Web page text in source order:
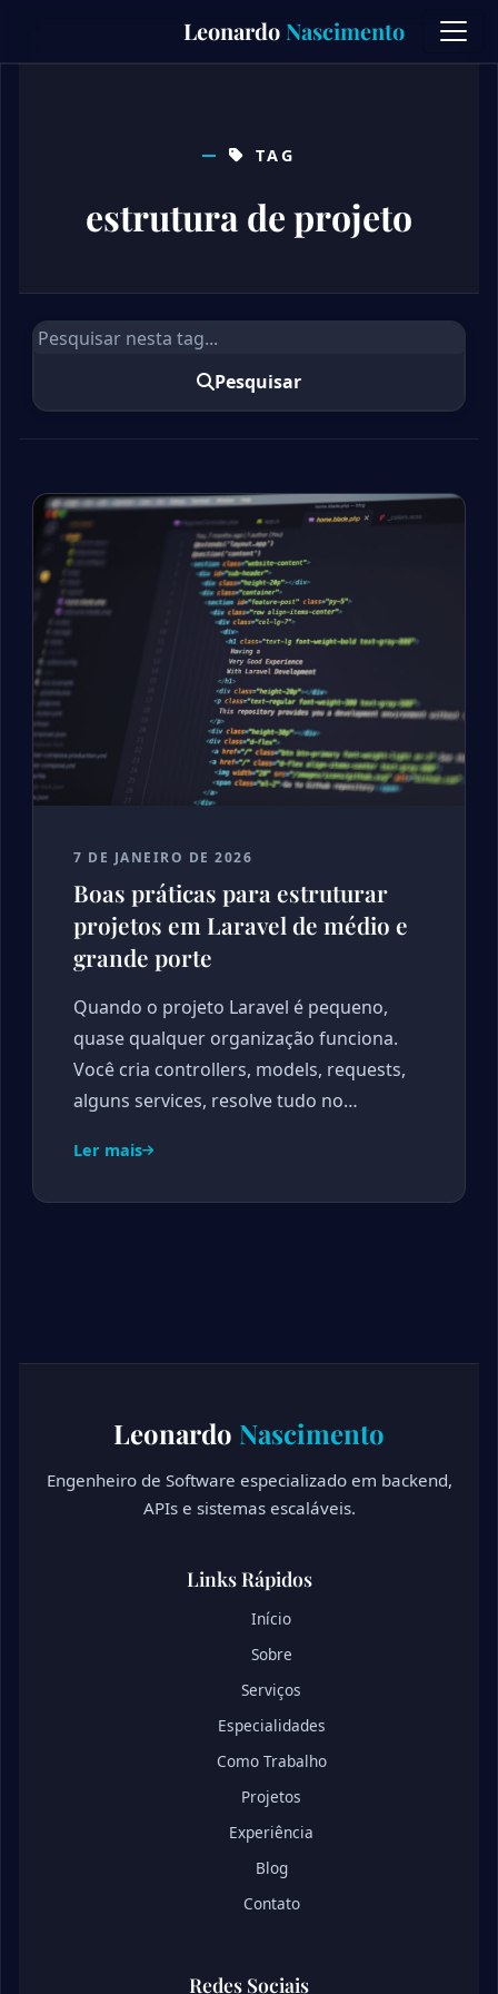
content
Leonardo Nascimento
TAG
estrutura de projeto
Pesquisar
7 DE JANEIRO DE 2026
Boas práticas para estruturar
projetos em Laravel de médio e
grande porte
Quando o projeto Laravel é pequeno,
quase qualquer organização funciona.
Você cria controllers, models, requests,
alguns services, resolve tudo no…
Ler mais
Leonardo Nascimento
Engenheiro de Software especializado em backend,
APIs e sistemas escaláveis.
Links Rápidos
Início
Sobre
Serviços
Especialidades
Como Trabalho
Projetos
Experiência
Blog
Contato
Redes Sociais